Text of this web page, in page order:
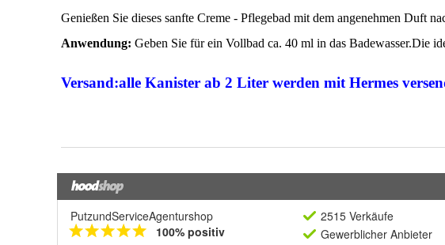
PutzundServiceAgenturshop
100% positiv
2515 Verkäufe
Gewerblicher Anbieter